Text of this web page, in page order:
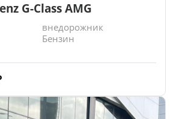
G-Class AMG
внедорожник
Бензин